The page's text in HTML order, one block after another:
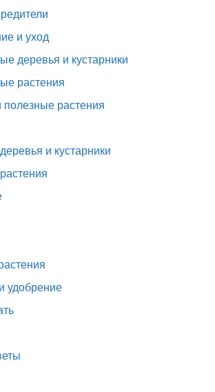
и уход
деревья и кустарники
растения
растения
и кустарники
удобрение